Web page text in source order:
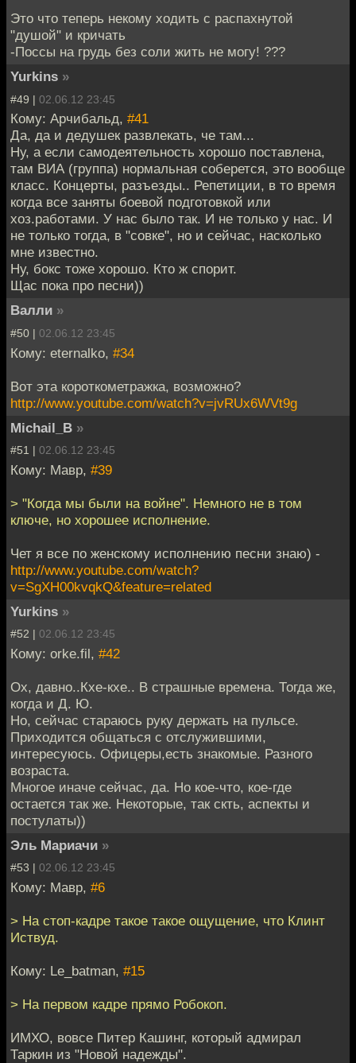
Это что теперь некому ходить с распахнутой
"душой" и кричать
-Поссы на грудь без соли жить не могу! ???
Yurkins »
#49 | 02.06.12 23:45
Кому: Арчибальд, #41
Да, да и дедушек развлекать, че там...
Ну, а если самодеятельность хорошо поставлена,
там ВИА (группа) нормальная соберется, это вообще
класс. Концерты, разъезды.. Репетиции, в то время
когда все заняты боевой подготовкой или
хоз.работами. У нас было так. И не только у нас. И
не только тогда, в "совке", но и сейчас, насколько
мне известно.
Ну, бокс тоже хорошо. Кто ж спорит.
Щас пока про песни))
Валли »
#50 | 02.06.12 23:45
Кому: eternalko, #34
Вот эта короткометражка, возможно?
http://www.youtube.com/watch?v=jvRUx6WVt9g
Michail_B »
#51 | 02.06.12 23:45
Кому: Мавр, #39
> "Когда мы были на войне". Немного не в том
ключе, но хорошее исполнение.
Чет я все по женскому исполнению песни знаю) -
http://www.youtube.com/watch?
v=SgXH00kvqkQ&feature=related
Yurkins »
#52 | 02.06.12 23:45
Кому: orke.fil, #42
Ох, давно..Кхе-кхе.. В страшные времена. Тогда же,
когда и Д. Ю.
Но, сейчас стараюсь руку держать на пульсе.
Приходится общаться с отслужившими,
интересуюсь. Офицеры,есть знакомые. Разного
возраста.
Многое иначе сейчас, да. Но кое-что, кое-где
остается так же. Некоторые, так скть, аспекты и
постулаты))
Эль Мариачи »
#53 | 02.06.12 23:45
Кому: Мавр, #6
> На стоп-кадре такое такое ощущение, что Клинт
Иствуд.
Кому: Le_batman, #15
> На первом кадре прямо Робокоп.
ИМХО, вовсе Питер Кашинг, который адмирал
Таркин из "Новой надежды".